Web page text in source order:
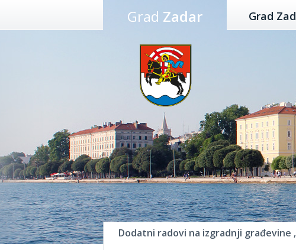
Preskoči
Grad Zadar Grad
Dodatni radovi na izgradnji građevine